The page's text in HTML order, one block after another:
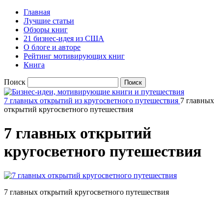
Главная
Лучшие статьи
Обзоры книг
21 бизнес-идея из США
О блоге и авторе
Рейтинг мотивирующих книг
Книга
Поиск
7 главных открытий из кругосветного путешествия 7 главных
открытий кругосветного путешествия
7 главных открытий
кругосветного путешествия
7 главных открытий кругосветного путешествия